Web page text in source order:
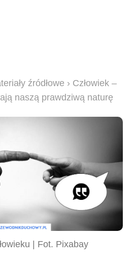
źródłowe › Człowiek –
naszą prawdziwą naturę
| Fot. Pixabay